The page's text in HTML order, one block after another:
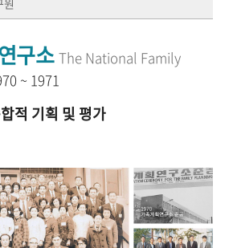
구소 The National Family
~ 1971
적 기획 및 평가